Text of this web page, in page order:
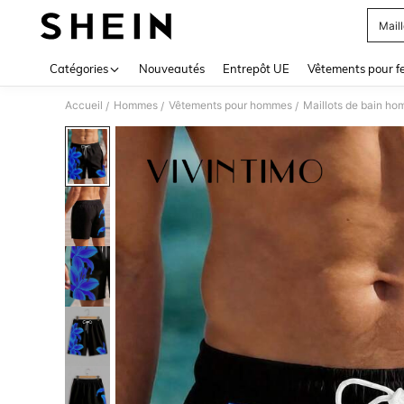
Catégories Nouveautés Entrepôt UE Vêtements pour
Accueil / Hommes / Vêtements pour hommes / Maillots de bain